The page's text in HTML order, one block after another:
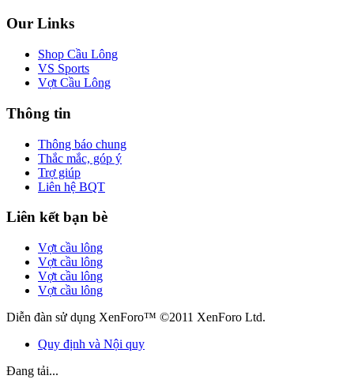
Our Links
Shop Cầu Lông
VS Sports
Vợt Cầu Lông
Thông tin
Thông báo chung
Thắc mắc, góp ý
Trợ giúp
Liên hệ BQT
Liên kết bạn bè
Vợt cầu lông
Vợt cầu lông
Vợt cầu lông
Vợt cầu lông
Diễn đàn sử dụng XenForo™ ©2011 XenForo Ltd.
Quy định và Nội quy
Đang tải...